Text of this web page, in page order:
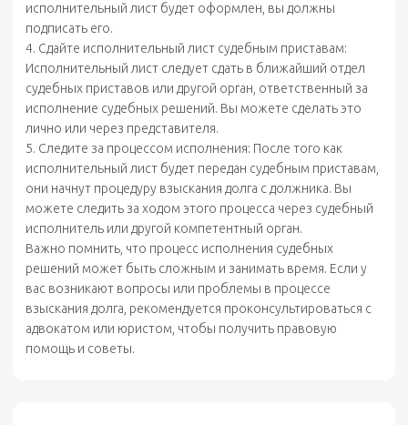
исполнительный лист будет оформлен, вы должны
подписать его.
4. Сдайте исполнительный лист судебным приставам:
Исполнительный лист следует сдать в ближайший отдел
судебных приставов или другой орган, ответственный за
исполнение судебных решений. Вы можете сделать это
лично или через представителя.
5. Следите за процессом исполнения: После того как
исполнительный лист будет передан судебным приставам,
они начнут процедуру взыскания долга с должника. Вы
можете следить за ходом этого процесса через судебный
исполнитель или другой компетентный орган.
Важно помнить, что процесс исполнения судебных
решений может быть сложным и занимать время. Если у
вас возникают вопросы или проблемы в процессе
взыскания долга, рекомендуется проконсультироваться с
адвокатом или юристом, чтобы получить правовую
помощь и советы.